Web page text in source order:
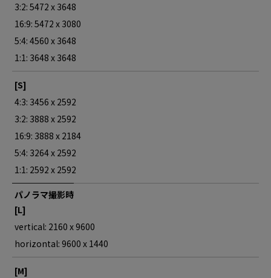
3:2: 5472 x 3648
16:9: 5472 x 3080
5:4: 4560 x 3648
1:1: 3648 x 3648
[S]
4:3: 3456 x 2592
3:2: 3888 x 2592
16:9: 3888 x 2184
5:4: 3264 x 2592
1:1: 2592 x 2592
パノラマ撮影時
[L]
vertical: 2160 x 9600
horizontal: 9600 x 1440
[M]